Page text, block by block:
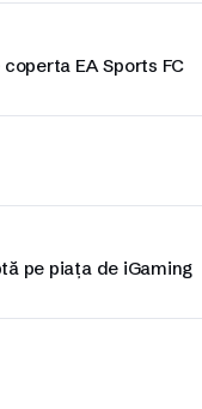
EA Sports FC
pe piața de iGaming